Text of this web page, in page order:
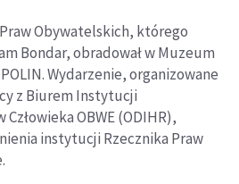
Obywatelskich, którego
Bondar, obradował w Muzeum
Wydarzenie, organizowane
z Biurem Instytucji
OBWE (ODIHR),
instytucji Rzecznika Praw